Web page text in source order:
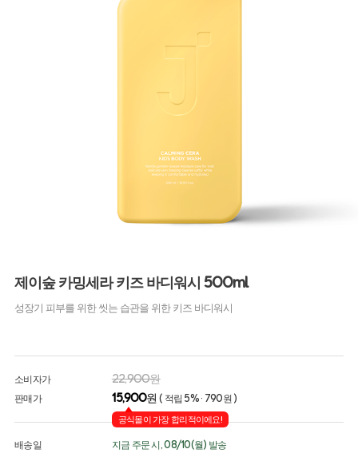
제이숲 카밍세라 키즈 바디워시 500ml
성장기 피부를 위한 씻는 습관을 위한 키즈 바디워시
소비자가 22,900원
판매가 15,900원 ( 적립 5% · 790원 )
공식몰이 가장 합리적이에요!
배송일
지금 주문 시, 08/10(월) 발송